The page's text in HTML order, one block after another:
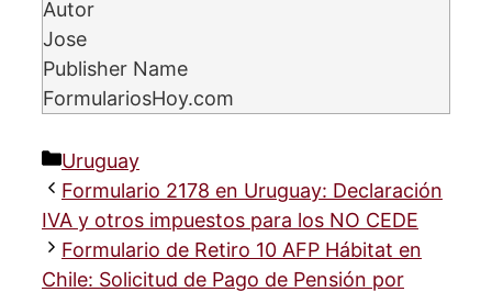
Autor
Jose
Publisher Name
FormulariosHoy.com
Categorías
Uruguay
Formulario 2178 en Uruguay: Declaración
IVA y otros impuestos para los NO CEDE
Formulario de Retiro 10 AFP Hábitat en
Chile: Solicitud de Pago de Pensión por